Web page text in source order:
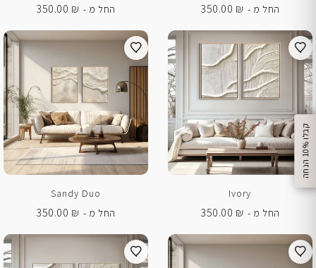
ק
ב
ל
ו
1
0
%
ה
נ
ח
ה
החל מ -
350.00 ₪
החל מ -
350.00 ₪
Ivory
החל מ -
350.00 ₪
Sandy Duo
החל מ -
350.00 ₪